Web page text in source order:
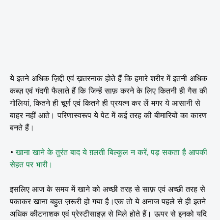
ये इतने अधिक ज़िद्दी एवं ख़तरनाक होते हैं कि हमारे शरीर में इतनी अधिक
कब्ज़ एवं गंदगी फैलाते हैं कि जिन्हें साफ़ करने के लिए कितनी ही गैस की
गोलियां, कितने ही चूर्ण एवं कितने ही प्रयत्न कर लें मगर ये आसानी से
बाहर नहीं आते। परिणास्वरूप ये पेट में कई तरह की बीमारियों का कारण
बनते हैं।
•खाना खाने के तुरंत बादये ग़लती बिल्कुल न करें, पड़ सकता है आपकी
सेहत पर भारी।
इसलिए आज के समय में खाने को अच्छी तरह से साफ़ एवं अच्छी तरह से
पकाकर खाना बहुत ज़रूरी हो गया है।एक तो ये अनाज पहले से ही इतने
अधिक कीटनाशक एवं प्रेस्टीसाइज़ से मिले होते हैं। ऊपर से इनको यदि